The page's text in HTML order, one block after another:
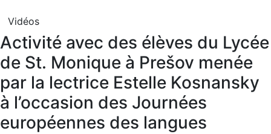
Vidéos
Activité avec des élèves du Lycée
de St. Monique à Prešov menée
par la lectrice Estelle Kosnansky
à l’occasion des Journées
européennes des langues